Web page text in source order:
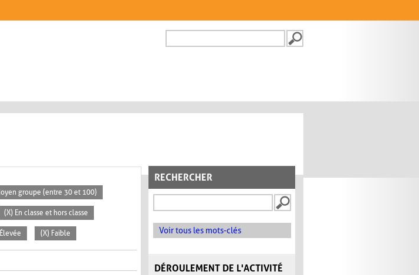
FORMULAIRE DE
RECHERCHER
Voir tous les mots-clés
DÉROULEMENT DE L'ACTIVITÉ
groupe (entre 30 et 100)
(X) En classe et hors classe
(X) Faible